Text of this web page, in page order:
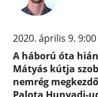
2020. április 9. 9:00
A háború óta
Mátyás kútja
nemrég
Palota Hunyadi-